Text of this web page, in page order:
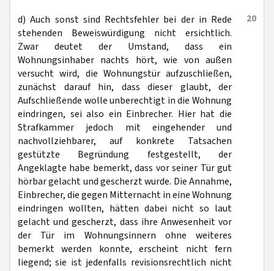
20
d) Auch sonst sind Rechtsfehler bei der in Rede
stehenden Beweiswürdigung nicht ersichtlich.
Zwar deutet der Umstand, dass ein
Wohnungsinhaber nachts hört, wie von außen
versucht wird, die Wohnungstür aufzuschließen,
zunächst darauf hin, dass dieser glaubt, der
Aufschließende wolle unberechtigt in die Wohnung
eindringen, sei also ein Einbrecher. Hier hat die
Strafkammer jedoch mit eingehender und
nachvollziehbarer, auf konkrete Tatsachen
gestützte Begründung festgestellt, der
Angeklagte habe bemerkt, dass vor seiner Tür gut
hörbar gelacht und gescherzt wurde. Die Annahme,
Einbrecher, die gegen Mitternacht in eine Wohnung
eindringen wollten, hätten dabei nicht so laut
gelacht und gescherzt, dass ihre Anwesenheit vor
der Tür im Wohnungsinnern ohne weiteres
bemerkt werden konnte, erscheint nicht fern
liegend; sie ist jedenfalls revisionsrechtlich nicht